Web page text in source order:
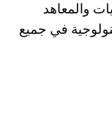
والمعاهد
في جميع